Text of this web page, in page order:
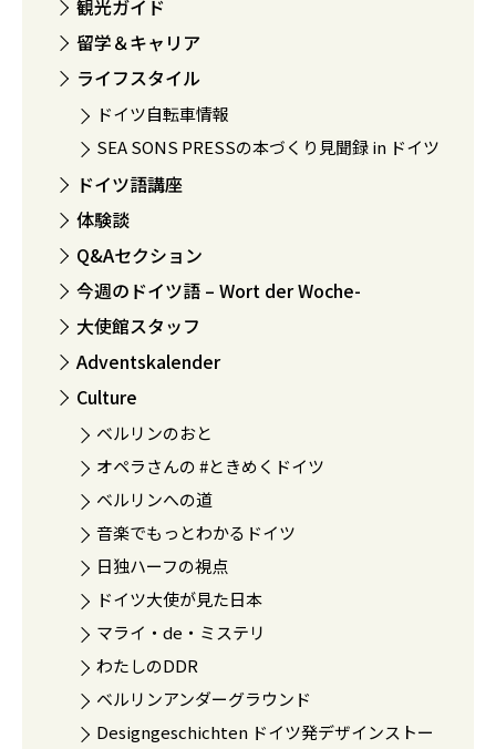
観光ガイド
留学＆キャリア
ライフスタイル
ドイツ自転車情報
SEA SONS PRESSの本づくり見聞録 in ドイツ
ドイツ語講座
体験談
Q&Aセクション
今週のドイツ語 – Wort der Woche-
大使館スタッフ
Adventskalender
Culture
ベルリンのおと
オペラさんの #ときめくドイツ
ベルリンへの道
音楽でもっとわかるドイツ
日独ハーフの視点
ドイツ大使が見た日本
マライ・de・ミステリ
わたしのDDR
ベルリンアンダーグラウンド
Designgeschichten ドイツ発デザインストー